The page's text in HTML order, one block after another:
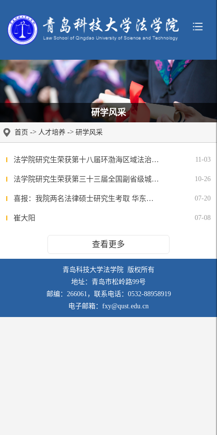
研学风采
首页 -> 人才培养 -> 研学风采
法学院研究生荣获第十八届环渤海区域法治论坛论文三等奖 11-03
法学院研究生荣获第三十三届全国副省级城市法治论坛论文三等奖 10-26
喜报：我院两名法律硕士研究生考取 华东政法大学、西南政法大学博士研究生 07-20
崔大阳 07-08
查看更多
青岛科技大学法学院 版权所有
地址：青岛市松岭路99号
邮编：266061，联系电话：0532-88958919
电子邮箱：fxy@qust.edu.cn